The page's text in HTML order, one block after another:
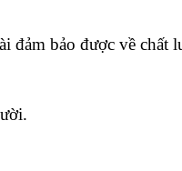
đảm bảo được về chất